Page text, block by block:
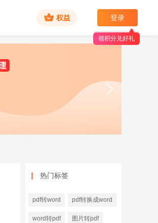
权益 登录
领积分兑好礼
热门标签
pdf转word pdf转换成word
word转pdf 图片转pdf